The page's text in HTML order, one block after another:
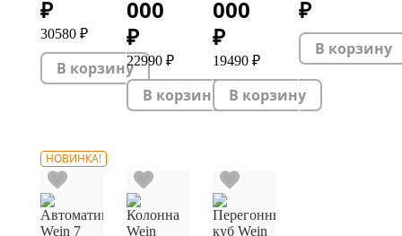
₽
30580 ₽
000
₽
22990 ₽
000
₽
19490 ₽
₽
НОВИНКА!